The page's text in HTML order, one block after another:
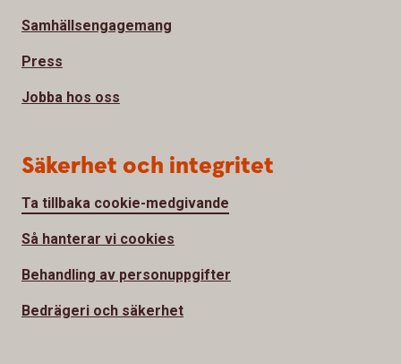
Samhällsengagemang
Press
Jobba hos oss
Säkerhet och integritet
Ta tillbaka cookie-medgivande
Så hanterar vi cookies
Behandling av personuppgifter
Bedrägeri och säkerhet